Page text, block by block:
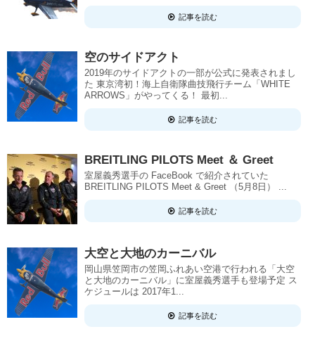
記事を読む
空のサイドアクト
2019年のサイドアクトの一部が公式に発表されまし
た 東京湾初！海上自衛隊曲技飛行チーム「WHITE
ARROWS」がやってくる！ 最初...
記事を読む
BREITLING PILOTS Meet ＆ Greet
室屋義秀選手の FaceBook で紹介されていた
BREITLING PILOTS Meet & Greet （5月8日） ...
記事を読む
大空と大地のカーニバル
岡山県笠岡市の笠岡ふれあい空港で行われる「大空
と大地のカーニバル」に室屋義秀選手も登場予定 ス
ケジュールは 2017年1...
記事を読む